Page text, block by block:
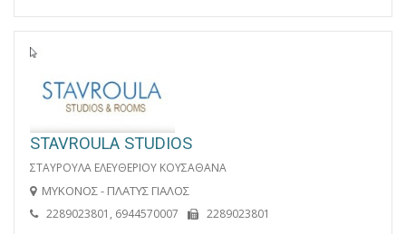
STAVROULA STUDIOS
ΣΤΑΥΡΟΥΛΑ ΕΛΕΥΘΕΡΙΟΥ ΚΟΥΣΑΘΑΝΑ
ΜΥΚΟΝΟΣ - ΠΛΑΤΥΣ ΓΙΑΛΟΣ
2289023801, 6944570007 2289023801